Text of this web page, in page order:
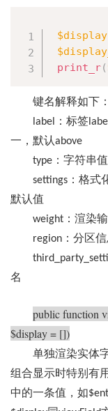
$display
print_r(
键名解释如下：
label ：标签 label
一，默认above
type ：字符串
settings ：格式
默认值
weight ：渲染
region ：分区
名
public function
$display = [])
单独渲染实体
组合显示时特别有
中的一条值，如